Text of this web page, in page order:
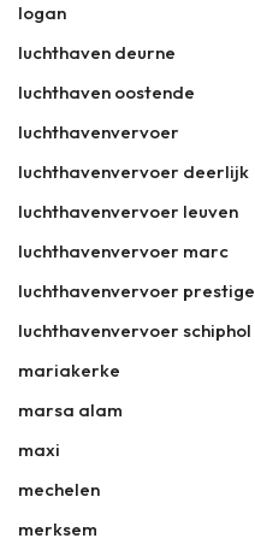
logan
luchthaven deurne
luchthaven oostende
luchthavenvervoer
luchthavenvervoer deerlijk
luchthavenvervoer leuven
luchthavenvervoer marc
luchthavenvervoer prestige
luchthavenvervoer schiphol
mariakerke
marsa alam
maxi
mechelen
merksem